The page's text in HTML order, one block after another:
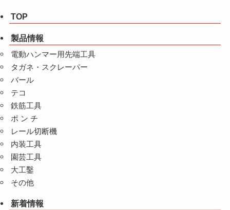
TOP
製品情報
電動ハンマー用先端工具
タガネ・スクレーパー
バール
テコ
鉄筋工具
ポ ン チ
レール切断機
内装工具
園芸工具
大工鑿
その他
新着情報